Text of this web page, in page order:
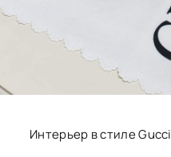
Интерьер в стиле Gucci